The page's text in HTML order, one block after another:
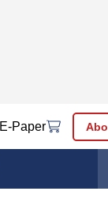
E-Paper Abo